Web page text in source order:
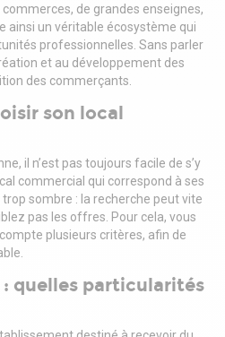
de grandes enseignes,
ainsi un véritable écosystème qui
professionnelles. Sans parler
et au développement des
des commerçants.
son local
il n’est pas toujours facile de s’y
commercial qui correspond à ses
sombre : la recherche peut vite
pas les offres. Pour cela, vous
plusieurs critères, afin de
quelles particularités